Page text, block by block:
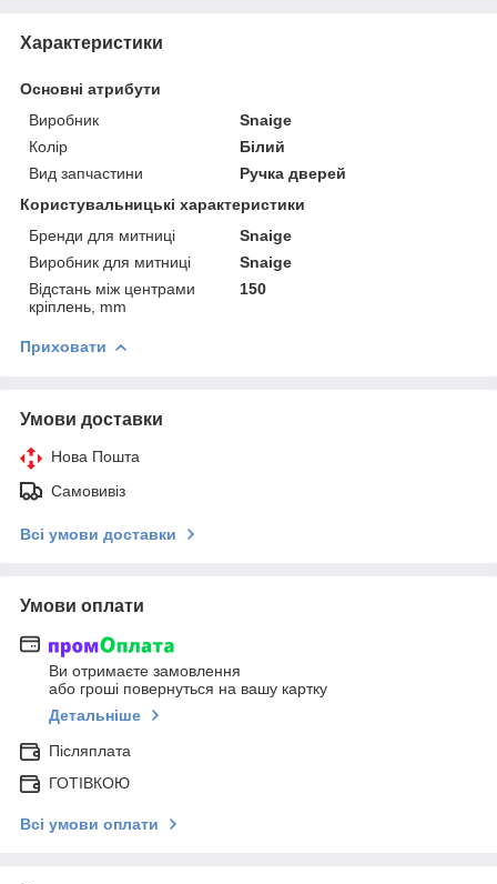
Характеристики
Основні атрибути
Виробник
Snaige
Колір
Білий
Вид запчастини
Ручка дверей
Користувальницькі характеристики
Бренди для митниці
Snaige
Виробник для митниці
Snaige
Відстань між центрами
кріплень, mm
150
Приховати
Умови доставки
Нова Пошта
Самовивіз
Всі умови доставки
Умови оплати
Ви отримаєте замовлення
або гроші повернуться на вашу картку
Детальніше
Післяплата
ГОТІВКОЮ
Всі умови оплати